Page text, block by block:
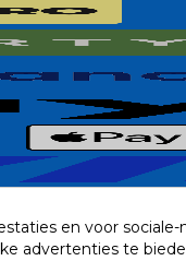
en voor
advertenties te